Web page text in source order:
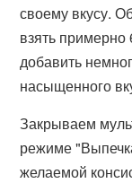
своему вкусу.
взять
добавить
насыщенного
Закрываем
режиме
желаемой